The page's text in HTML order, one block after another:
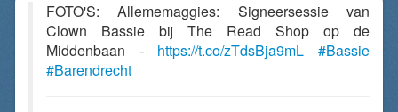
FOTO'S: Allememaggies: Signeersessie van
Clown Bassie bij The Read Shop op de
Middenbaan - https://t.co/zTdsBja9mL
#Bassie
#Barendrecht